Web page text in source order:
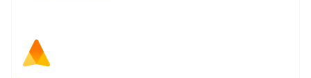
English
Schweden